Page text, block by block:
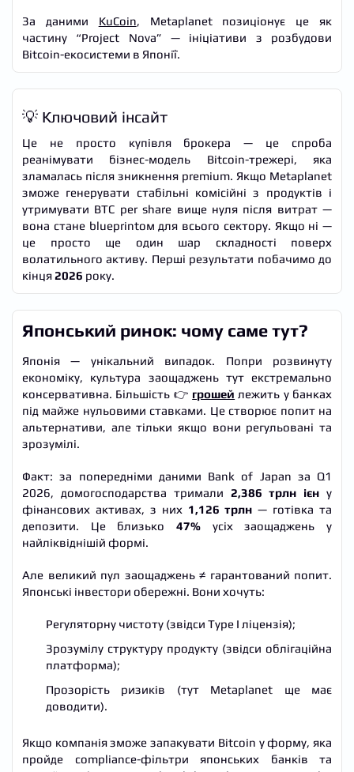
За даними KuCoin, Metaplanet позиціонує це як
частину “Project Nova” — ініціативи з розбудови
Bitcoin-екосистеми в Японії.
💡 Ключовий інсайт
Це не просто купівля брокера — це спроба
реанімувати бізнес-модель Bitcoin-трежері, яка
зламалась після зникнення premium. Якщо Metaplanet
зможе генерувати стабільні комісійні з продуктів і
утримувати BTC per share вище нуля після витрат —
вона стане blueprintом для всього сектору. Якщо ні —
це просто ще один шар складності поверх
волатильного активу. Перші результати побачимо до
кінця2026 року.
Японський ринок: чому саме тут?
Японія — унікальний випадок. Попри розвинуту
економіку, культура заощаджень тут екстремально
консервативна. Більшість 👉 грошей лежить у банках
під майже нульовими ставками. Це створює попит на
альтернативи, але тільки якщо вони регульовані та
зрозумілі.
Факт: за попередніми даними Bank of Japan за Q1
2026, домогосподарства тримали 2,386 трлн ієн у
фінансових активах, з них 1,126 трлн — готівка та
депозити. Це близько 47% усіх заощаджень у
найліквіднішій формі.
Але великий пул заощаджень ≠ гарантований попит.
Японські інвестори обережні. Вони хочуть:
Регуляторну чистоту (звідси Type I ліцензія);
Зрозумілу структуру продукту (звідси облігаційна
платформа);
Прозорість ризиків (тут Metaplanet ще має
доводити).
Якщо компанія зможе запакувати Bitcoin у форму, яка
пройде compliance-фільтри японських банків та